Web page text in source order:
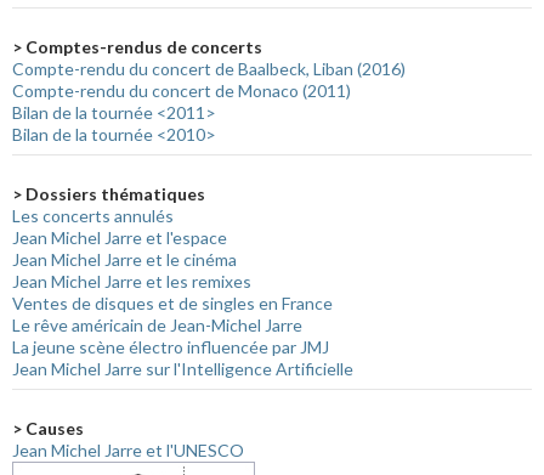
> Comptes-rendus de concerts
Compte-rendu du concert de Baalbeck, Liban (2016)
Compte-rendu du concert de Monaco (2011)
Bilan de la tournée <2011>
Bilan de la tournée <2010>
> Dossiers thématiques
Les concerts annulés
Jean Michel Jarre et l'espace
Jean Michel Jarre et le cinéma
Jean Michel Jarre et les remixes
Ventes de disques et de singles en France
Le rêve américain de Jean-Michel Jarre
La jeune scène électro influencée par JMJ
Jean Michel Jarre sur l'Intelligence Artificielle
> Causes
Jean Michel Jarre et l'UNESCO